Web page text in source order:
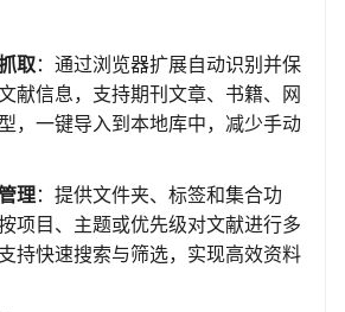
取：通过浏览器扩展自动识别并保
献信息，支持期刊文章、书籍、网
，一键导入到本地库中，减少手动
理：提供文件夹、标签和集合功
项目、主题或优先级对文献进行多
持快速搜索与筛选，实现高效资料